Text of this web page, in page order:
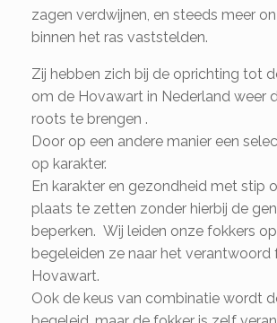
zagen verdwijnen, en steeds meer
binnen het ras vaststelden.
Zij hebben zich bij de oprichting tot
om de Hovawart in Nederland weer
roots te brengen .
Door op een andere manier een
op karakter.
En karakter en gezondheid met stip
plaats te zetten zonder hierbij de
beperken. Wij leiden onze fokkers
begeleiden ze naar het verantwoord
Hovawart.
Ook de keus van combinatie wordt